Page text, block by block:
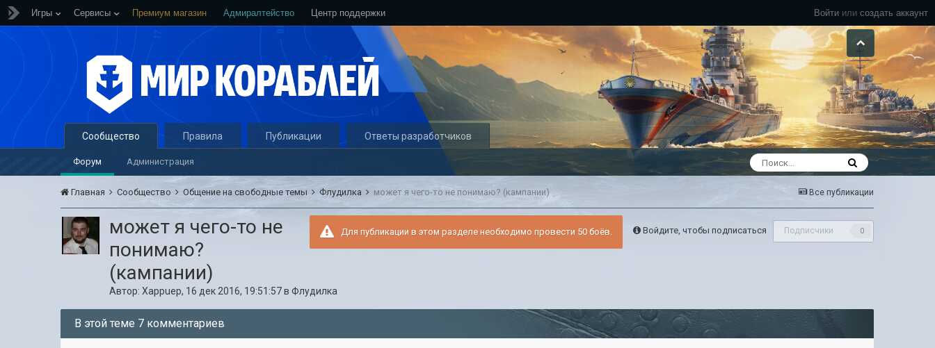
Войти или создать аккаунт
Игры Сервисы Премиум магазин Адмиралтейство Центр поддержки
Сообщество
Форум Администрация
Правила Публикации Ответы разработчиков
Все публикации
Главная Сообщество Общение на свободные темы Флудилка может я чего-то не понимаю? (кампании)
Войдите, чтобы подписаться Подписчики 0
Для публикации в этом разделе необходимо провести 50 боёв.
может я чего-то не
понимаю?
(кампании)
Автор:Xappuep, 16 дек 2016, 19:51:57вФлудилка
В этой теме 7 комментариев